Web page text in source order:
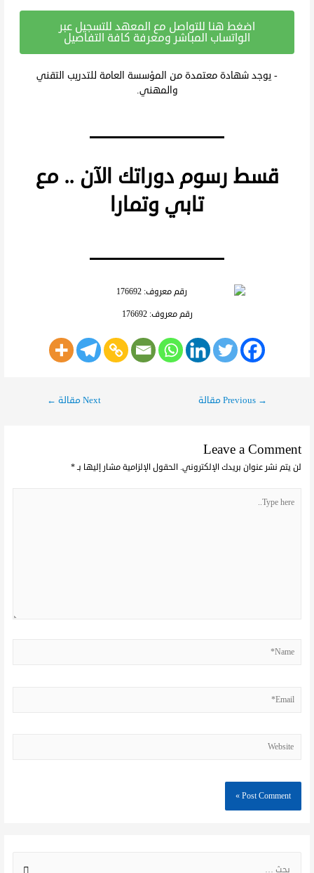
اضغط هنا للتواصل مع المعهد للتسجيل عبر
الواتساب المباشر ومعرفة كافة التفاصيل
- يوجد شهادة معتمدة من المؤسسة العامة للتدريب التقني
والمهني.
قسط رسوم دوراتك الآن .. مع
تابي وتمارا
رقم معروف: 176692
→ Next مقالة ←
Leave a Comment
لن يتم نشر عنوان بريدك الإلكتروني. الحقول الإلزامية مشار إليها بـ*